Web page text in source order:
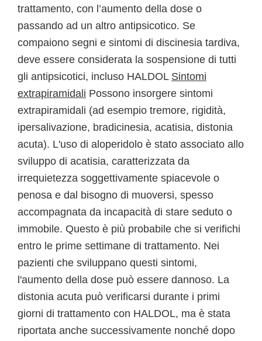
trattamento, con l’aumento della dose o
passando ad un altro antipsicotico. Se
compaiono segni e sintomi di discinesia tardiva,
deve essere considerata la sospensione di tutti
gli antipsicotici, incluso HALDOL Sintomi
extrapiramidali Possono insorgere sintomi
extrapiramidali (ad esempio tremore, rigidità,
ipersalivazione, bradicinesia, acatisia, distonia
acuta). L'uso di aloperidolo è stato associato allo
sviluppo di acatisia, caratterizzata da
irrequietezza soggettivamente spiacevole o
penosa e dal bisogno di muoversi, spesso
accompagnata da incapacità di stare seduto o
immobile. Questo è più probabile che si verifichi
entro le prime settimane di trattamento. Nei
pazienti che sviluppano questi sintomi,
l'aumento della dose può essere dannoso. La
distonia acuta può verificarsi durante i primi
giorni di trattamento con HALDOL, ma è stata
riportata anche successivamente nonché dopo